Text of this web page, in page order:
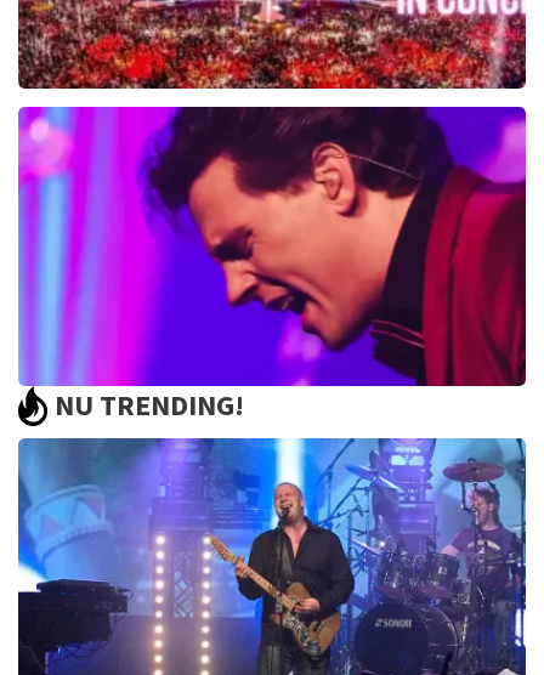
Toppers In Concert
2393+reviews
BEKIJKEN
Bouke And The Elvis Matters Band
961+ reviews
BEKIJKEN
NU TRENDING!